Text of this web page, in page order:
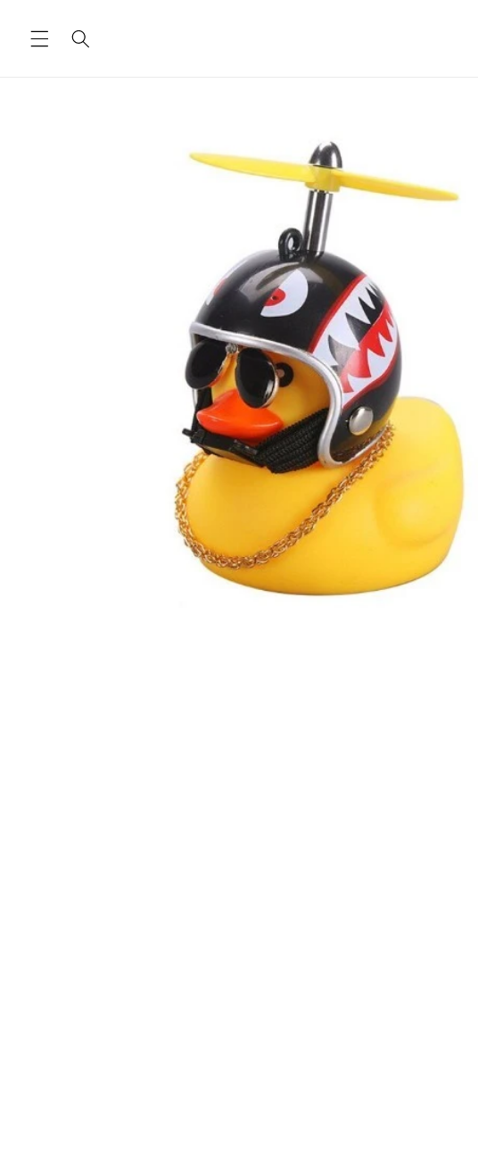
tartalomhoz
termékadatokra